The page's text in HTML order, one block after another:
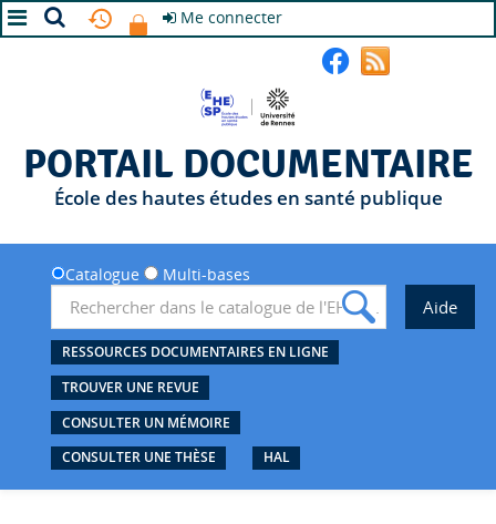
Me connecter
PORTAIL DOCUMENTAIRE
École des hautes études en santé publique
Catalogue Multi-bases
RESSOURCES DOCUMENTAIRES EN LIGNE
TROUVER UNE REVUE
CONSULTER UN MÉMOIRE
CONSULTER UNE THÈSE
HAL